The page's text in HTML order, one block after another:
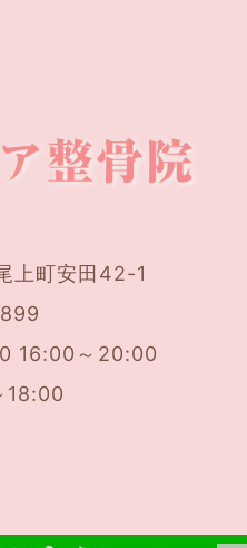
上町安田42-1
16:00～20:00
18:00